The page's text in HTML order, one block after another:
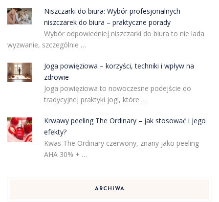
Niszczarki do biura: Wybór profesjonalnych
niszczarek do biura – praktyczne porady
Wybór odpowiedniej niszczarki do biura to nie lada
wyzwanie, szczególnie …
Joga powięziowa – korzyści, techniki i wpływ na
zdrowie
Joga powięziowa to nowoczesne podejście do
tradycyjnej praktyki jogi, które …
Krwawy peeling The Ordinary – jak stosować i jego
efekty?
Kwas The Ordinary czerwony, znany jako peeling
AHA 30% + …
ARCHIWA